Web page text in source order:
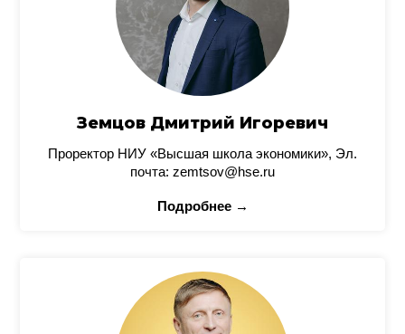
Земцов Дмитрий Игоревич
Проректор НИУ «Высшая школа экономики», Эл.
почта: zemtsov@hse.ru
Подробнее →